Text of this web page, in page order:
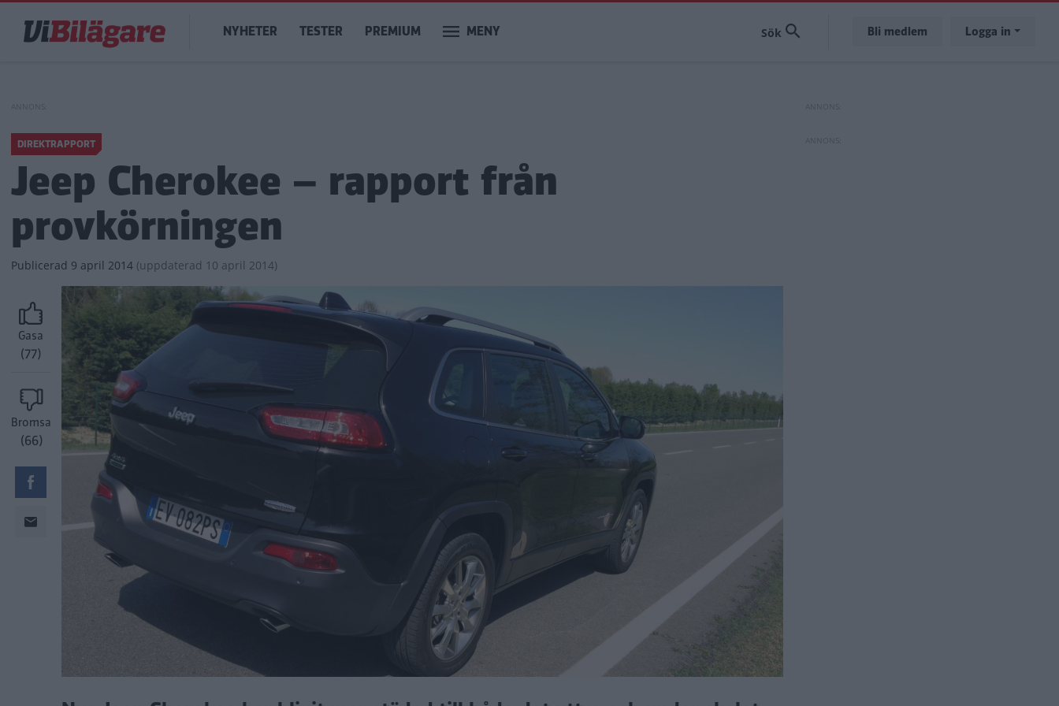
huvudinnehåll
Main
navigation
NYHETER TESTER PREMIUM MENY Bli medlem Logga in
DIREKTRAPPORT
Jeep Cherokee – rapport från
provkörningen
Publicerad 9 april 2014 (uppdaterad 10 april 2014)
Gasa
(77)
Bromsa
(66)